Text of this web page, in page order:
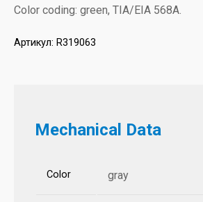
Color coding: green, TIA/EIA 568A.
Артикул: R319063
Mechanical Data
Color gray